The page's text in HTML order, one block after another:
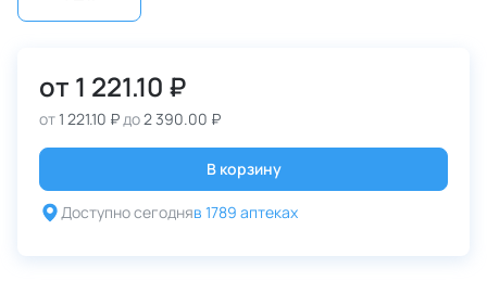
от 1 221.10 ₽
от1 221.10 ₽до2 390.00 ₽
В корзину
Доступно сегодняв 1789 аптеках